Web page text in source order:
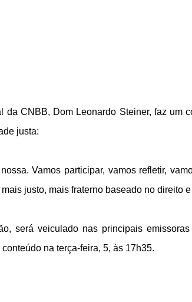
CNBB, Dom Leonardo Steiner, faz um
justa:
Vamos participar, vamos refletir,
justo, mais fraterno baseado no direito
será veiculado nas principais
na terça-feira, 5, às 17h35.